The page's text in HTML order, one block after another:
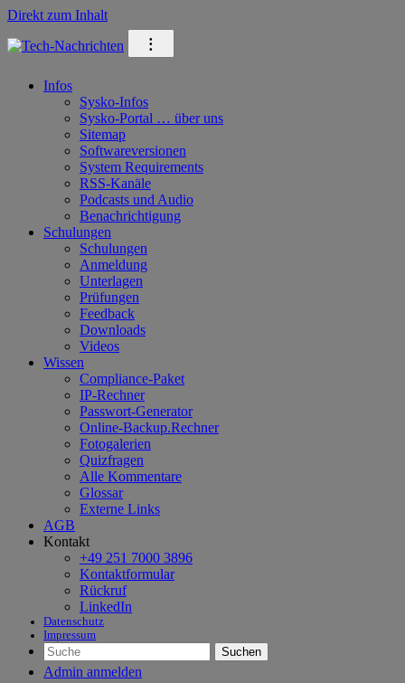
Direkt zum Inhalt
⁝
Infos
Sysko-Infos
Sysko-Portal … über uns
Sitemap
Softwareversionen
System Requirements
RSS-Kanäle
Podcasts und Audio
Benachrichtigung
Schulungen
Schulungen
Anmeldung
Unterlagen
Prüfungen
Feedback
Downloads
Videos
Wissen
Compliance-Paket
IP-Rechner
Passwort-Generator
Online-Backup.Rechner
Fotogalerien
Quizfragen
Alle Kommentare
Glossar
Externe Links
AGB
Kontakt
+49 251 7000 3896
Kontaktformular
Rückruf
LinkedIn
Datenschutz
Impressum
Suchen
Admin anmelden